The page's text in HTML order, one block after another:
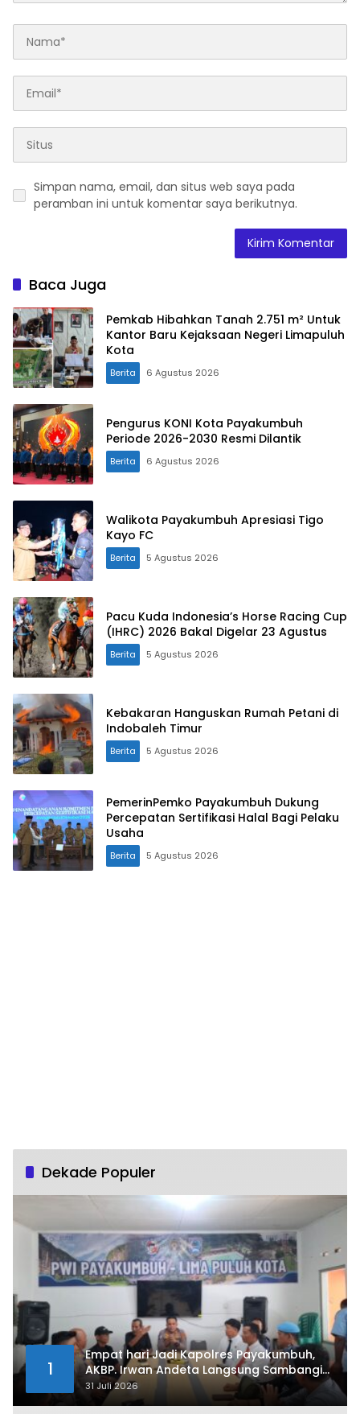
Simpan nama, email, dan situs web saya pada
peramban ini untuk komentar saya berikutnya.
Baca Juga
Pemkab Hibahkan Tanah 2.751 m² Untuk
Kantor Baru Kejaksaan Negeri Limapuluh
Kota
Berita 6 Agustus 2026
Pengurus KONI Kota Payakumbuh
Periode 2026-2030 Resmi Dilantik
Berita 6 Agustus 2026
Walikota Payakumbuh Apresiasi Tigo
Kayo FC
Berita 5 Agustus 2026
Pacu Kuda Indonesia’s Horse Racing Cup
(IHRC) 2026 Bakal Digelar 23 Agustus
Berita 5 Agustus 2026
Kebakaran Hanguskan Rumah Petani di
Indobaleh Timur
Berita 5 Agustus 2026
PemerinPemko Payakumbuh Dukung
Percepatan Sertifikasi Halal Bagi Pelaku
Usaha
Berita 5 Agustus 2026
Dekade Populer
1
Empat hari Jadi Kapolres Payakumbuh,
AKBP. Irwan Andeta Langsung Sambangi
PWI Kota Payakumbuh
31 Juli 2026